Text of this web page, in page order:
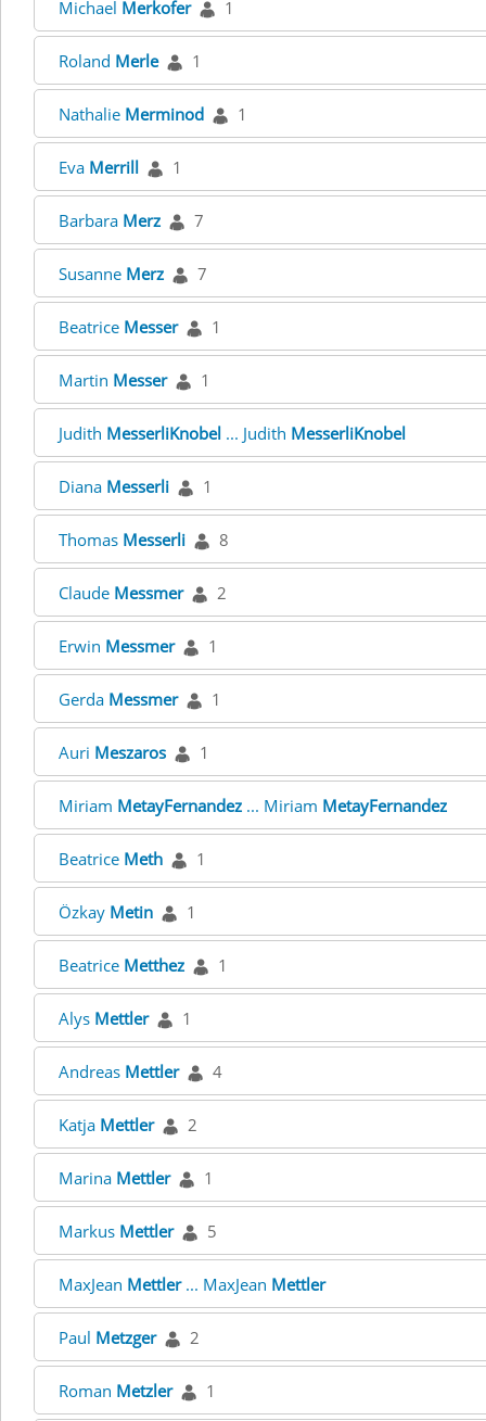
Michael Merkofer 1
Roland Merle 1
Nathalie Merminod 1
Eva Merrill 1
Barbara Merz 7
Susanne Merz 7
Beatrice Messer 1
Martin Messer 1
Judith MesserliKnobel ... Judith MesserliKnobel
Diana Messerli 1
Thomas Messerli 8
Claude Messmer 2
Erwin Messmer 1
Gerda Messmer 1
Auri Meszaros 1
Miriam MetayFernandez ... Miriam MetayFernandez
Beatrice Meth 1
Özkay Metin 1
Beatrice Metthez 1
Alys Mettler 1
Andreas Mettler 4
Katja Mettler 2
Marina Mettler 1
Markus Mettler 5
MaxJean Mettler... MaxJean Mettler
Paul Metzger 2
Roman Metzler 1